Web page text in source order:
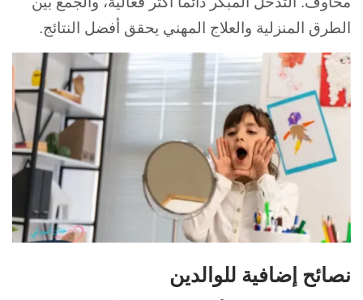
الطرق المنزلية والعلاج المهني يحقق أفضل النتائج.
نصائح إضافية للوالدين